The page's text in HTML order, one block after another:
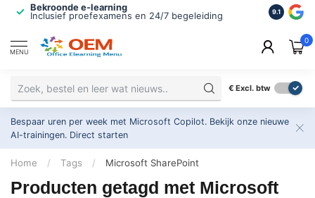
Bekroonde e-learning
Inclusief proefexamens en 24/7 begeleiding
ISO
2.500+
9.1
MENU
0
€ Excl. btw
Bespaar uren per week met Microsoft Copilot. Bekijk onze nieuwe
AI-trainingen. Direct starten
Home / Tags / Microsoft SharePoint
Producten getagd met Microsoft